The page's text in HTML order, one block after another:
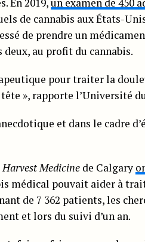
de cannabis aux États-
de prendre un
au profit du cannabis.
pour traiter la
», rapporte l’Université
et dans le cadre
Harvest Medicine de Calgary
médical pouvait aider à
de 7 362 patients, les
et lors du suivi d’un an.